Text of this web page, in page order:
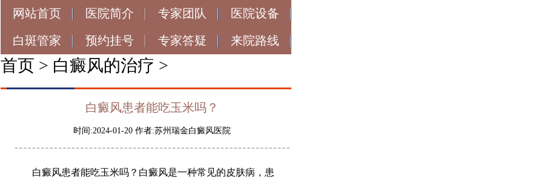
网站首页 医院简介 专家团队 医院设备
白斑管家 预约挂号 专家答疑 来院路线
首页 > 白癜风的治疗 >
白癜风患者能吃玉米吗？
时间:2024-01-20 作者:苏州瑞金白癜风医院
白癜风患者能吃玉米吗？白癜风是一种常见的皮肤病，患